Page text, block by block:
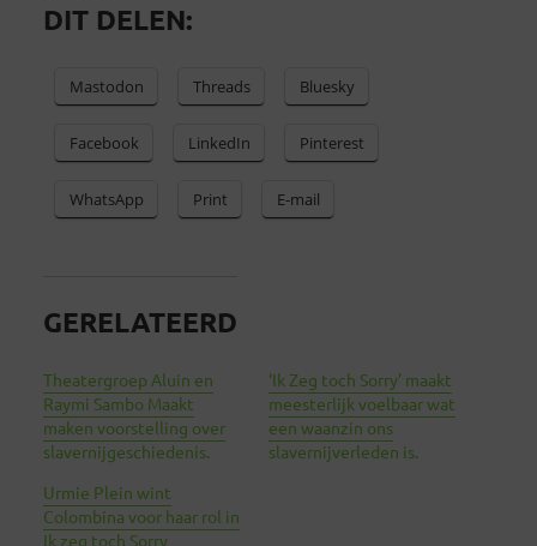
DIT DELEN:
Mastodon Threads Bluesky
Facebook LinkedIn Pinterest
WhatsApp Print E-mail
GERELATEERD
Theatergroep Aluin en
Raymi Sambo Maakt
maken voorstelling over
slavernijgeschiedenis.
‘Ik Zeg toch Sorry’ maakt
meesterlijk voelbaar wat
een waanzin ons
slavernijverleden is.
Urmie Plein wint
Colombina voor haar rol in
Ik zeg toch Sorry